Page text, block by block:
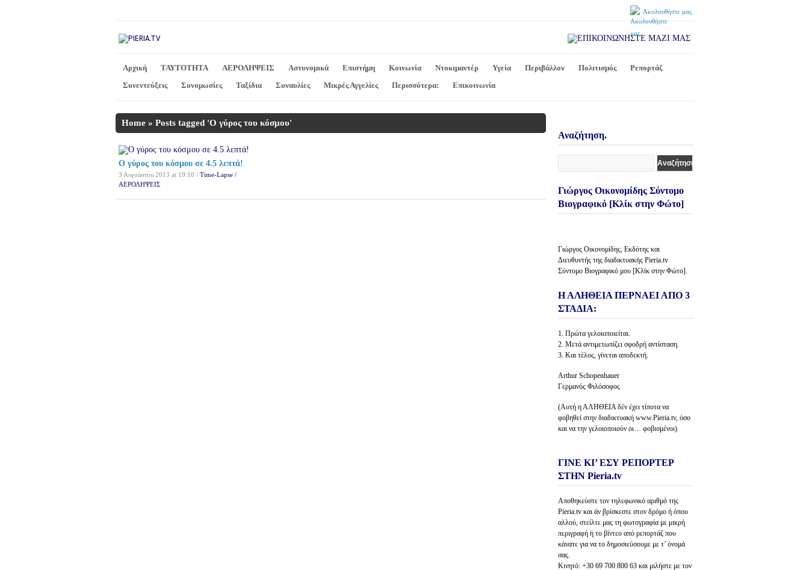
Ακολουθήστε μας.
Αρχική ΤΑΥΤΟΤΗΤΑ ΑΕΡΟΛΗΨΕΙΣ Αστυνομικά Επιστήμη Κοινωνία Ντοκιμαντέρ Υγεία Περιβάλλον Πολιτισμός
Ρεπορτάζ
Συνεντεύξεις
Συνομωσίες Ταξίδια Συναυλίες Μικρές Αγγελίες Περισσότερα: Επικοινωνία
Home » Posts tagged 'O γύρος του κόσμου'
O γύρος του κόσμου σε 4.5 λεπτά!
3 Αυγούστου 2013 at 19:10 / Time-Lapse /
ΑΕΡΟΛΗΨΕΙΣ
Αναζήτηση.
Γιώργος Οικονομίδης Σύντομο
Βιογραφικό [Κλίκ στην Φώτο]
Γιώργος Οικονομίδης, Εκδότης και
Διευθυντής της διαδικτυακής Pieria.tv
Σύντομο Βιογραφικό μου [Κλίκ στην Φώτο].
Η ΑΛΗΘΕΙΑ ΠΕΡΝΑΕΙ ΑΠΟ 3
ΣΤΑΔΙΑ:
1. Πρώτα γελοιοποιείται.
2. Μετά αντιμετωπίζει σφοδρή αντίσταση.
3. Και τέλος, γίνεται αποδεκτή.
Arthur Schopenhauer
Γερμανός Φιλόσοφος
(Αυτή η ΑΛΗΘΕΙΑ δέν έχει τίποτα να
φοβηθεί στην διαδικτυακή www.Pieria.tv, όσο
και να την γελοιοποιούν οι… φοβισμένοι)
ΓΙΝΕ ΚΙ’ ΕΣΥ ΡΕΠΟΡΤΕΡ
ΣΤΗΝ Pieria.tv
Αποθηκεύστε τον τηλεφωνικό αριθμό της
Pieria.tv και άν βρίσκεστε στον δρόμο ή όπου
αλλού, στείλτε μας τη φωτογραφία με μικρή
περιγραφή ή το βίντεο από ρεπορτάζ που
κάνατε για να το δημοσιεύσουμε με τ’ όνομά
σας.
Κινητό: +30 69 700 800 63 και μιλήστε με τον